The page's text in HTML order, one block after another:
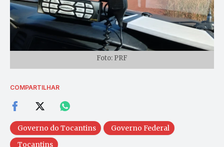
Foto: PRF
COMPARTILHAR
Governo do Tocantins
Governo Federal
Tocantins